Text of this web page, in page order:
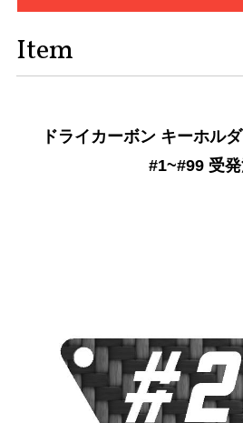
Item
ドライカーボン キーホル
#1~#99 受